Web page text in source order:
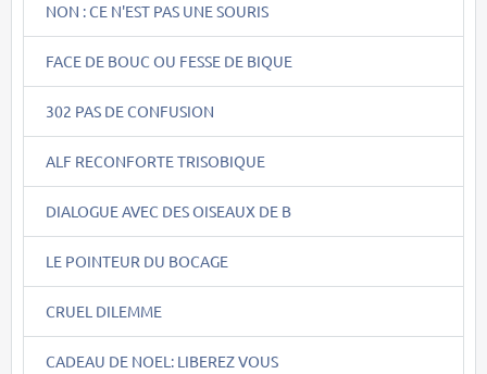
NON : CE N'EST PAS UNE SOURIS
FACE DE BOUC OU FESSE DE BIQUE
302 PAS DE CONFUSION
ALF RECONFORTE TRISOBIQUE
DIALOGUE AVEC DES OISEAUX DE B
LE POINTEUR DU BOCAGE
CRUEL DILEMME
CADEAU DE NOEL: LIBEREZ VOUS